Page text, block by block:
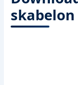
skabelon